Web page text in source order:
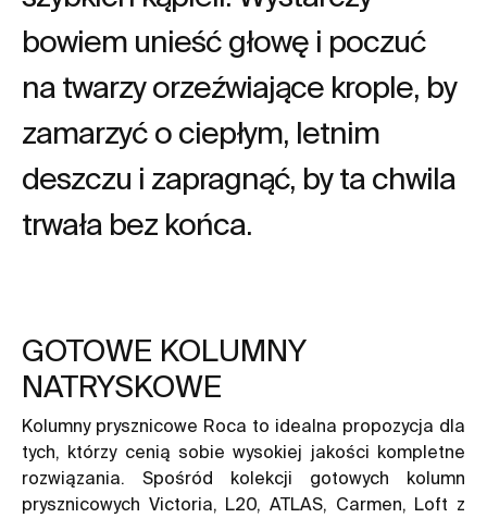
bowiem unieść głowę i poczuć
na twarzy orzeźwiające krople, by
zamarzyć o ciepłym, letnim
deszczu i zapragnąć, by ta chwila
trwała bez końca.
GOTOWE KOLUMNY
NATRYSKOWE
Kolumny prysznicowe Roca to idealna propozycja dla
tych, którzy cenią sobie wysokiej jakości kompletne
rozwiązania. Spośród kolekcji gotowych kolumn
prysznicowych Victoria, L20, ATLAS, Carmen, Loft z